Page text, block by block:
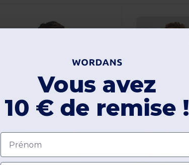
Vous avez
10 € de remise !
Prénom